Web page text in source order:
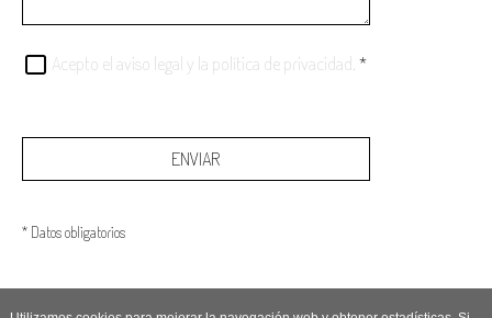
Acepto el aviso legal y la política de privacidad.*
ENVIAR
* Datos obligatorios